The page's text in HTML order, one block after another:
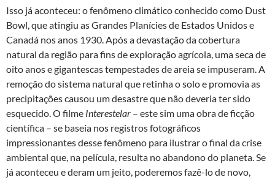
Isso já aconteceu: o fenômeno climático conhecido como Dust
Bowl, que atingiu as Grandes Planícies de Estados Unidos e
Canadá nos anos 1930. Após a devastação da cobertura
natural da região para fins de exploração agrícola, uma seca de
oito anos e gigantescas tempestades de areia se impuseram. A
remoção do sistema natural que retinha o solo e promovia as
precipitações causou um desastre que não deveria ter sido
esquecido. O filme Interestelar – este sim uma obra de ficção
científica – se baseia nos registros fotográficos
impressionantes desse fenômeno para ilustrar o final da crise
ambiental que, na película, resulta no abandono do planeta. Se
já aconteceu e deram um jeito, poderemos fazê-lo de novo,